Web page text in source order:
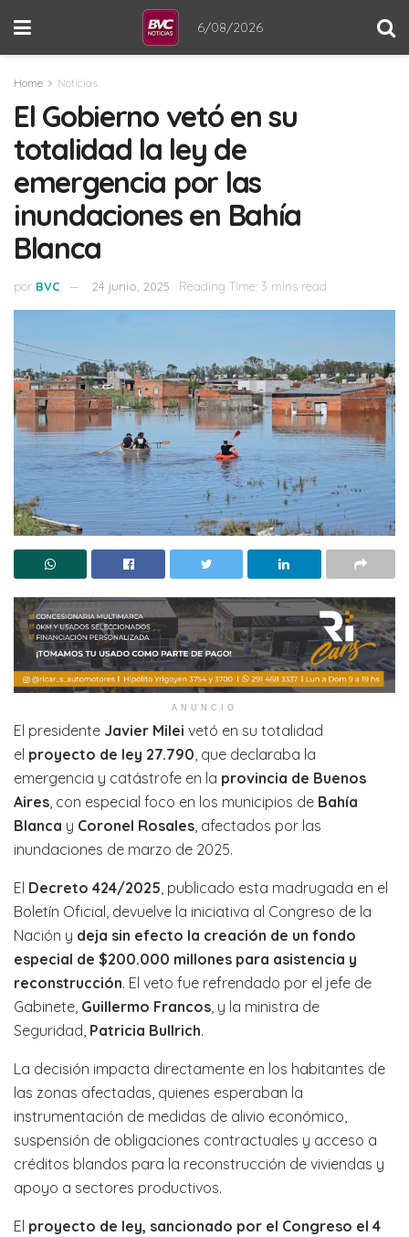
6/08/2026
Home Noticias
El Gobierno vetó en su
totalidad la ley de
emergencia por las
inundaciones en Bahía
Blanca
por BVC 24 junio, 2025 Reading Time: 3 mins read
ANUNCIO
El presidente Javier Milei vetó en su totalidad
el proyecto de ley 27.790, que declaraba la
emergencia y catástrofe en la provincia de Buenos
Aires, con especial foco en los municipios de Bahía
Blanca y Coronel Rosales, afectados por las
inundaciones de marzo de 2025.
El Decreto 424/2025, publicado esta madrugada en el
Boletín Oficial, devuelve la iniciativa al Congreso de la
Nación y deja sin efecto la creación de un fondo
especial de $200.000 millones para asistencia y
reconstrucción. El veto fue refrendado por el jefe de
Gabinete, Guillermo Francos, y la ministra de
Seguridad, Patricia Bullrich.
La decisión impacta directamente en los habitantes de
las zonas afectadas, quienes esperaban la
instrumentación de medidas de alivio económico,
suspensión de obligaciones contractuales y acceso a
créditos blandos para la reconstrucción de viviendas y
apoyo a sectores productivos.
El proyecto de ley, sancionado por el Congreso el 4